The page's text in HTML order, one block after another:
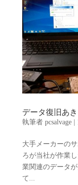
データ復旧あ
執筆者 pcsalvage|
大手メーカーの
ろが当社が作業
業関連のデータ
て...